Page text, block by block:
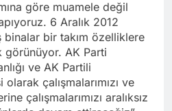
göre muamele değil
6 Aralık 2012
binalar bir takım özelliklere
görünüyor. AK Parti
ve AK Partili
çalışmalarımızı ve
çalışmalarımızı aralıksız